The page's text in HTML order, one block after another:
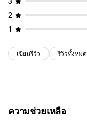
2
1
เขียนรีวิว รีวิวทั้งหมด
ความช่วยเหลือ